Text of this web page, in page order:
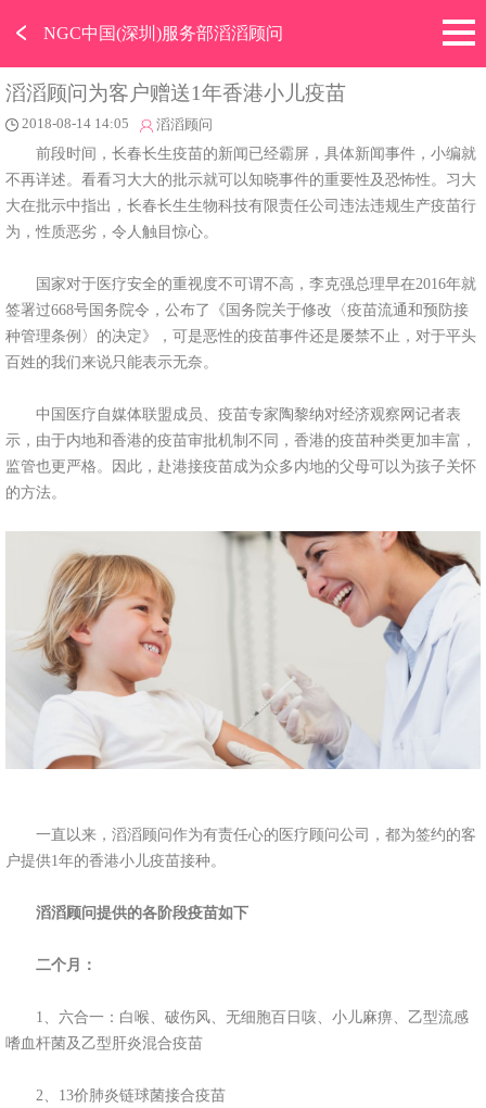
﹤ NGC中国(深圳)服务部滔滔顾问
滔滔顾问为客户赠送1年香港小儿疫苗
2018-08-14 14:05 滔滔顾问
前段时间，长春长生疫苗的新闻已经霸屏，具体新闻事件，小编就
不再详述。看看习大大的批示就可以知晓事件的重要性及恐怖性。习大
大在批示中指出，长春长生生物科技有限责任公司违法违规生产疫苗行
为，性质恶劣，令人触目惊心。
国家对于医疗安全的重视度不可谓不高，李克强总理早在2016年就
签署过668号国务院令，公布了《国务院关于修改〈疫苗流通和预防接
种管理条例〉的决定》，可是恶性的疫苗事件还是屡禁不止，对于平头
百姓的我们来说只能表示无奈。
中国医疗自媒体联盟成员、疫苗专家陶黎纳对经济观察网记者表
示，由于内地和香港的疫苗审批机制不同，香港的疫苗种类更加丰富，
监管也更严格。因此，赴港接疫苗成为众多内地的父母可以为孩子关怀
的方法。
一直以来，滔滔顾问作为有责任心的医疗顾问公司，都为签约的客
户提供1年的香港小儿疫苗接种。
滔滔顾问提供的各阶段疫苗如下
二个月：
1、六合一：白喉、破伤风、无细胞百日咳、小儿麻痹、乙型流感
嗜血杆菌及乙型肝炎混合疫苗
2、13价肺炎链球菌接合疫苗